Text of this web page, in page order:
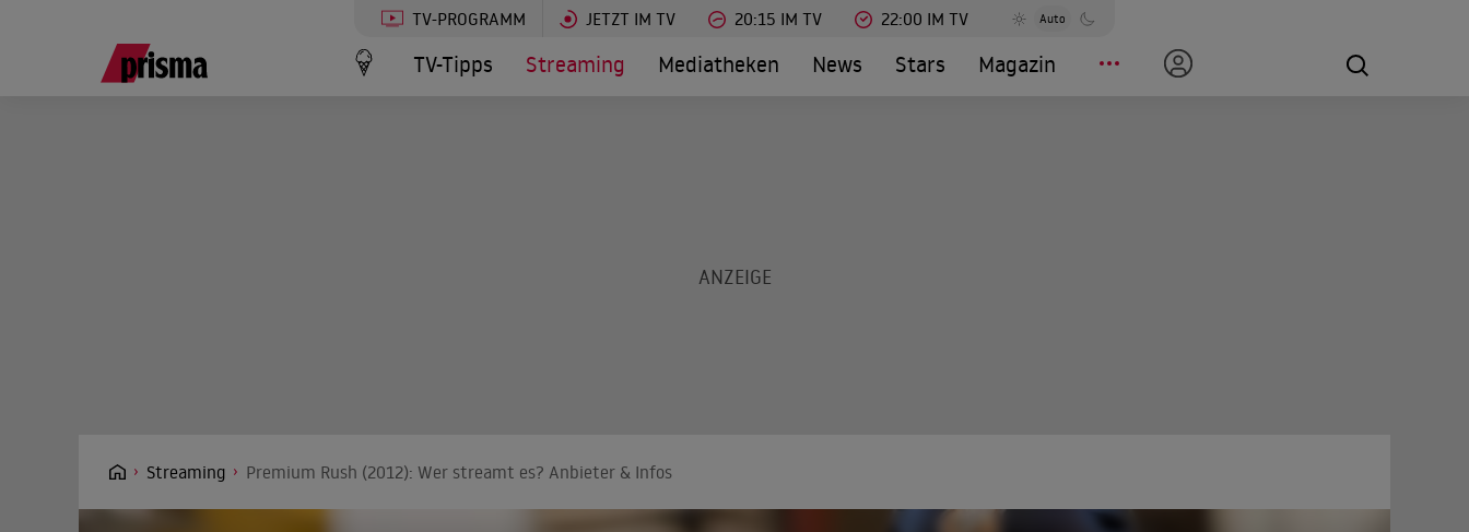
TV-PROGRAMM JETZT IM TV 20:15 IM TV 22:00 IM TV Auto
TV-Tipps Streaming Mediatheken News Stars Magazin
Streaming Premium Rush (2012): Wer streamt es? Anbieter & Infos